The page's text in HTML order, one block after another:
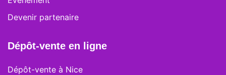
Devenir partenaire
Dépôt-vente en ligne
Dépôt-vente à Nice